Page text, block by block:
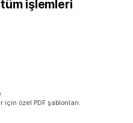
işlemleri
özel PDF şablonları.